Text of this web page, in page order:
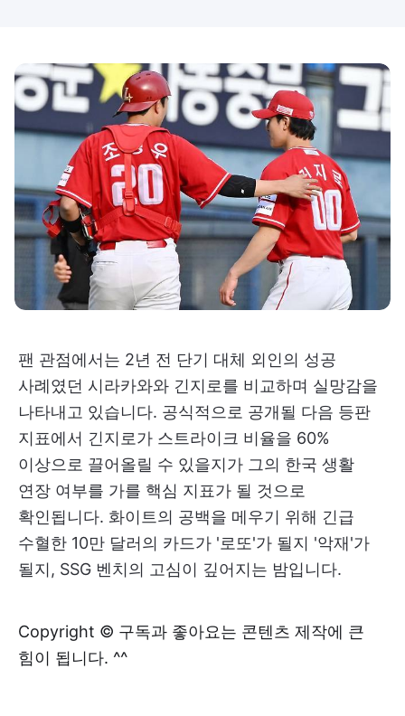
팬 관점에서는 2년 전 단기 대체 외인의 성공
사례였던 시라카와와 긴지로를 비교하며 실망감을
나타내고 있습니다. 공식적으로 공개될 다음 등판
지표에서 긴지로가 스트라이크 비율을 60%
이상으로 끌어올릴 수 있을지가 그의 한국 생활
연장 여부를 가를 핵심 지표가 될 것으로
확인됩니다. 화이트의 공백을 메우기 위해 긴급
수혈한 10만 달러의 카드가 '로또'가 될지 '악재'가
될지, SSG 벤치의 고심이 깊어지는 밤입니다.
Copyright © 구독과 좋아요는 콘텐츠 제작에 큰
힘이 됩니다. ^^